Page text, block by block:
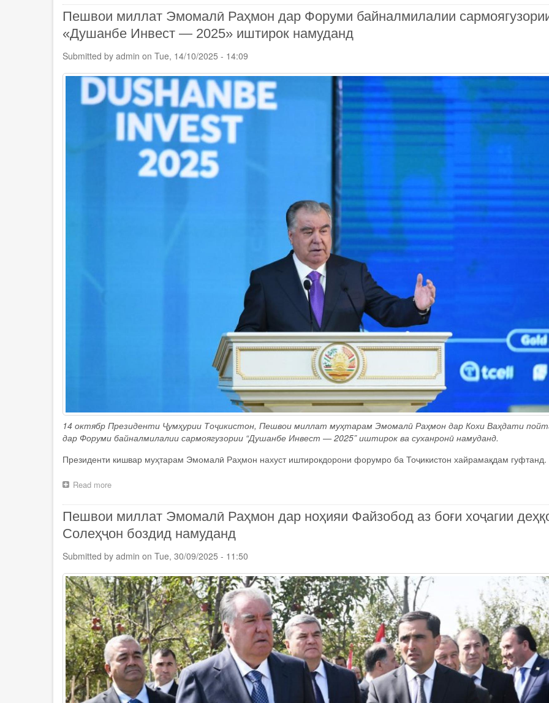
Президенти
Ҷумҳурии
Тоҷикистон,
Пешвои
миллат
Эмомалӣ
Раҳмон
Форуми
байналмилалии
сармоягузории
«Душанбе
Инвест
Пешвои миллат Эмомалӣ Раҳмон дар Форуми байналмилалии
«Душанбе Инвест — 2025» иштирок намуданд
Submitted by admin on Tue, 14/10/2025 - 14:09
14 октябр Президенти Ҷумҳурии Тоҷикистон, Пешвои миллат муҳтарам Эмомалӣ Раҳмон дар Кохи Ваҳдати
дар Форуми байналмилалии сармоягузории “Душанбе Инвест — 2025” иштирок ва суханронӣ намуданд.
Президенти кишвар муҳтарам Эмомалӣ Раҳмон нахуст иштирокдорони форумро ба Тоҷикистон хайрамақдам гуфтанд.
Read more
миллат
Эмомалӣ
Раҳмон
дар
Форуми
байналмилалии
сармоягузории
«Душанбе
Инвест
—
2025»
иштирок
намуданд
Пешвои миллат Эмомалӣ Раҳмон дар ноҳияи Файзобод аз боғи хоҷагии
Солеҳҷон боздид намуданд
Submitted by admin on Tue, 30/09/2025 - 11:50